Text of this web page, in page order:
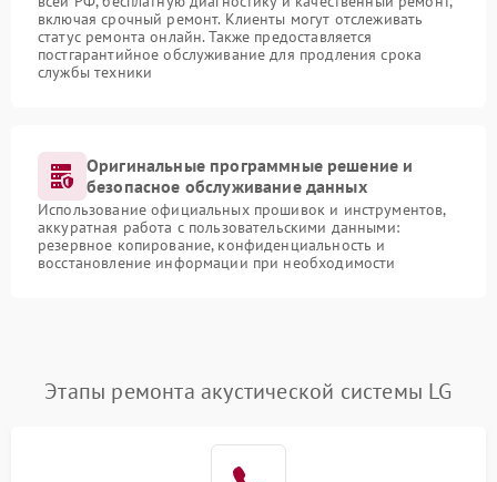
включая срочный ремонт. Клиенты могут отслеживать
статус ремонта онлайн. Также предоставляется
постгарантийное обслуживание для продления срока
службы техники
Оригинальные программные решение и
безопасное обслуживание данных
Использование официальных прошивок и инструментов,
аккуратная работа с пользовательскими данными:
резервное копирование, конфиденциальность и
восстановление информации при необходимости
Этапы ремонта акустической системы LG